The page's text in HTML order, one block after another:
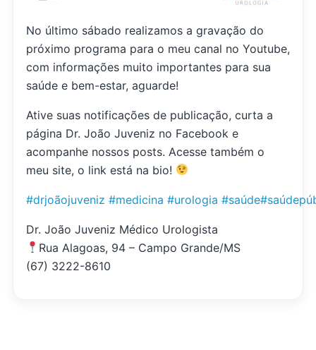
No último sábado realizamos a gravação do
próximo programa para o meu canal no Youtube,
com informações muito importantes para sua
saúde e bem-estar, aguarde!
Ative suas notificações de publicação, curta a
página Dr. João Juveniz no Facebook e
acompanhe nossos posts. Acesse também o
meu site, o link está na bio!
#drjoãojuveniz #medicina #urologia #saúde
Dr. João Juveniz Médico Urologista
Rua Alagoas, 94 – Campo Grande/MS
(67) 3222-8610